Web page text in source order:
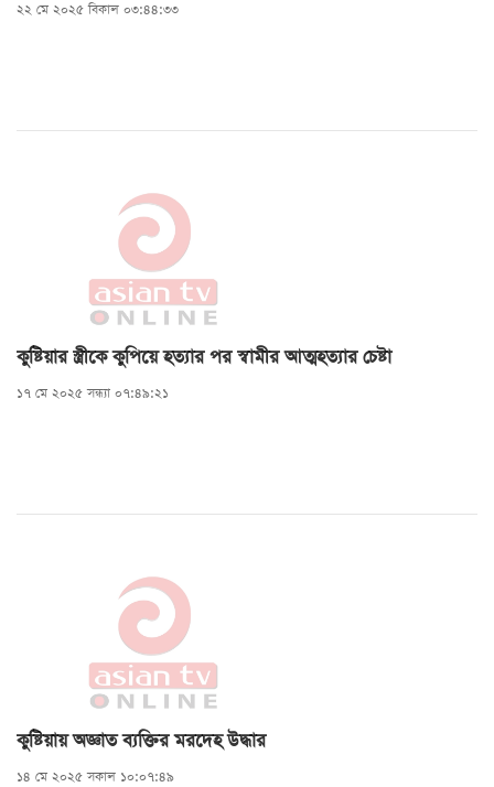
২২ মে ২০২৫ বিকাল ০৩:৪৪:৩৩
কুষ্টিয়ার স্ত্রীকে কুপিয়ে হত্যার পর স্বামীর আত্মহত্যার চেষ্টা
১৭ মে ২০২৫ সন্ধ্যা ০৭:৪৯:২১
কুষ্টিয়ায় অজ্ঞাত ব্যক্তির মরদেহ উদ্ধার
১৪ মে ২০২৫ সকাল ১০:০৭:৪৯